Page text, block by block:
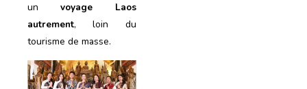
unvoyage Laos
autrement, loin du
tourisme de masse.